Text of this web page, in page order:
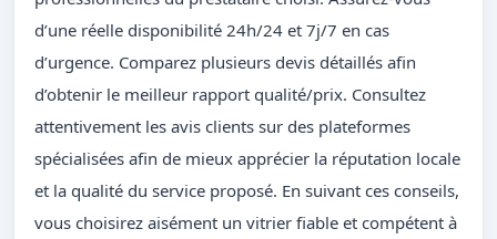
d’une réelle disponibilité 24h/24 et 7j/7 en cas
d’urgence. Comparez plusieurs devis détaillés afin
d’obtenir le meilleur rapport qualité/prix. Consultez
attentivement les avis clients sur des plateformes
spécialisées afin de mieux apprécier la réputation locale
et la qualité du service proposé. En suivant ces conseils,
vous choisirez aisément un vitrier fiable et compétent à